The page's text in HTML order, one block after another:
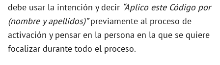
debe usar la intención y decir “Aplico este Código por
(nombre y apellidos)”previamente al proceso de
activación y pensar en la persona en la que se quiere
focalizar durante todo el proceso.